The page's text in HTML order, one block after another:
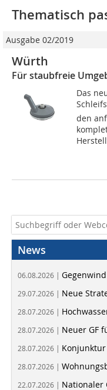
Thematisch
Ausgabe 02/2019
Würth
Für staubfreie
Das
den
News
06.08.2026 |
29.07.2026 | Neue
28.07.2026 |
28.07.2026 | Neuer GF
28.07.2026 |
28.07.2026 |
22.07.2026 | Nationaler